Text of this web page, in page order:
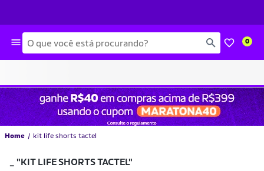
Busca 0
Home kit life shorts tactel
"KIT LIFE SHORTS TACTEL"